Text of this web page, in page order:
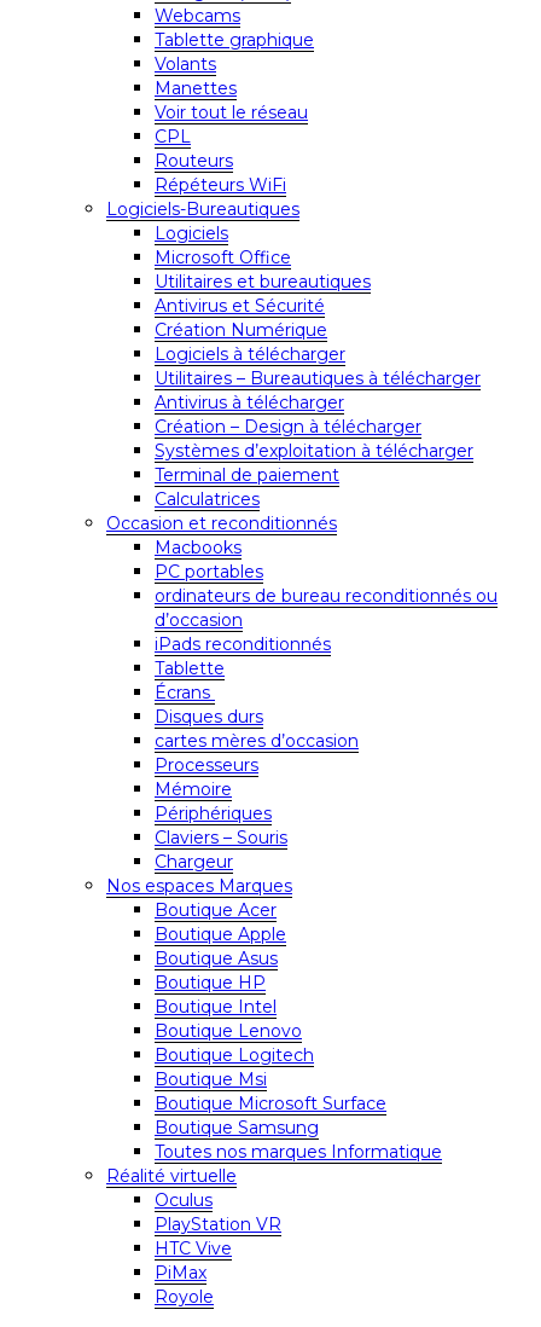
Webcams
Tablette graphique
Volants
Manettes
Voir tout le réseau
CPL
Routeurs
Répéteurs WiFi
Logiciels-Bureautiques
Logiciels
Microsoft Office
Utilitaires et bureautiques
Antivirus et Sécurité
Création Numérique
Logiciels à télécharger
Utilitaires – Bureautiques à télécharger
Antivirus à télécharger
Création – Design à télécharger
Systèmes d’exploitation à télécharger
Terminal de paiement
Calculatrices
Occasion et reconditionnés
Macbooks
PC portables
ordinateurs de bureau reconditionnés ou
d’occasion
iPads reconditionnés
Tablette
Écrans
Disques durs
cartes mères d’occasion
Processeurs
Mémoire
Périphériques
Claviers – Souris
Chargeur
Nos espaces Marques
Boutique Acer
Boutique Apple
Boutique Asus
Boutique HP
Boutique Intel
Boutique Lenovo
Boutique Logitech
Boutique Msi
Boutique Microsoft Surface
Boutique Samsung
Toutes nos marques Informatique
Réalité virtuelle
Oculus
PlayStation VR
HTC Vive
PiMax
Royole